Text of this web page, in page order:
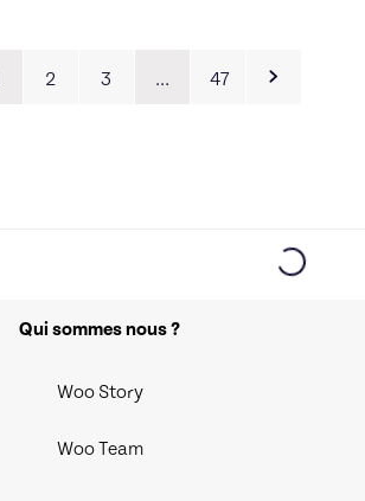
2 3 … 47
Qui sommes nous ?
Woo Story
Woo Team